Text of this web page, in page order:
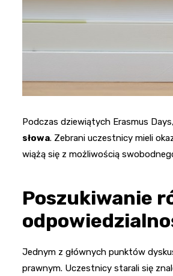
Podczas dziewiątych Erasmus
słowa. Zebrani uczestnicy mieli
wiążą się z możliwością
Poszukiwanie
Jednym z głównych punktów
prawnym. Uczestnicy starali się